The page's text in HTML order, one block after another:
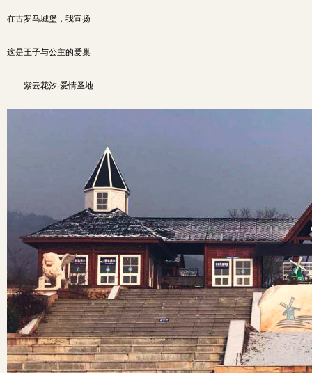
在古罗马城堡，我宣扬
这是王子与公主的爱巢
——紫云花汐·爱情圣地